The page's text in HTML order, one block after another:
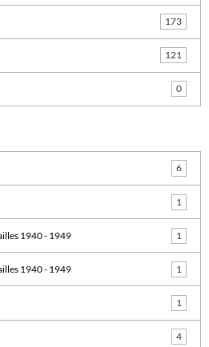
173
121
0
6
1
1940 - 1949 1
1940 - 1949 1
1
4